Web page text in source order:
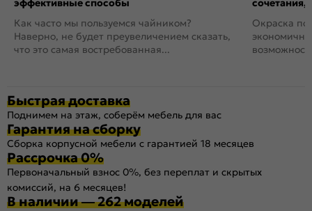
эффективные способы
Как часто мы пользуемся чайником?
Наверно, не будет преувеличением сказать,
что это самая востребованная...
сочетания,
Окраска
Быстрая доставка
Поднимем на этаж, соберём мебель для вас
Гарантия на сборку
Сборка корпусной мебели с гарантией 18 месяцев
Рассрочка 0%
Первоначальный взнос 0%, без переплат и скрытых
комиссий, на 6 месяцев!
В наличии — 262 моделей